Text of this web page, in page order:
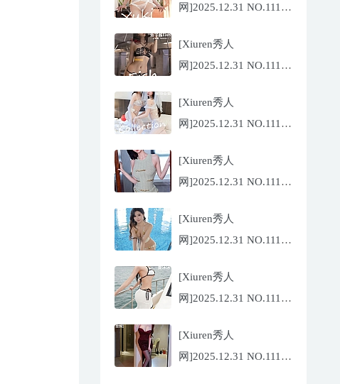
网]2025.12.31 NO.11185
Yuki[75P/942.33MB]
[Xiuren秀人
网]2025.12.31 NO.11186
Fish[79P/773.17MB]
[Xiuren秀人
网]2025.12.31 NO.11184
[82P/854.18MB]
[Xiuren秀人
网]2025.12.31 NO.11183
[Xiuren秀人
网]2025.12.31 NO.11182
[81P/959.10MB]
[Xiuren秀人
网]2025.12.31 NO.11180
[Xiuren秀人
网]2025.12.31 NO.11181